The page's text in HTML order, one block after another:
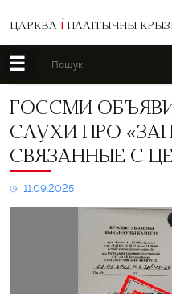
ЦАРКВА І ПАЛІТЫЧНЫ
☰ Пошук
ГосСМИ
объявили
фейком
слухи
про
«Запад-2025»,
связанные
с
ГОССМИ
СЛУХИ ПРО
СВЯЗАННЫЕ С
11.09.2025